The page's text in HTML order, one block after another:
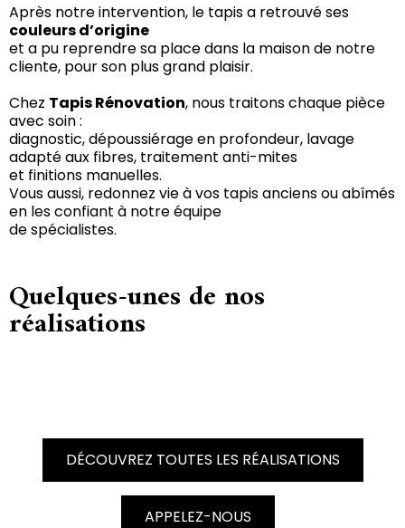
Après notre intervention, le tapis a retrouvé ses
couleurs d’origine
et a pu reprendre sa place dans la maison de notre
cliente, pour son plus grand plaisir.
Chez Tapis Rénovation, nous traitons chaque pièce
avec soin :
diagnostic, dépoussiérage en profondeur, lavage
adapté aux fibres, traitement anti-mites
et finitions manuelles.
Vous aussi, redonnez vie à vos tapis anciens ou abîmés
en les confiant à notre équipe
de spécialistes.
Quelques-unes de nos
réalisations
DÉCOUVREZ TOUTES LES RÉALISATIONS
APPELEZ-NOUS